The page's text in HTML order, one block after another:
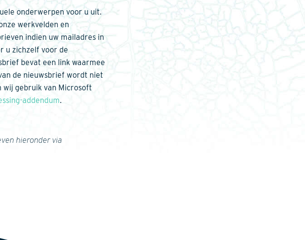
onderwerpen voor u uit.
werkvelden en
indien uw mailadres in
u zichzelf voor de
bevat een link waarmee
de nieuwsbrief wordt niet
wij gebruik van Microsoft
addendum.
hieronder via